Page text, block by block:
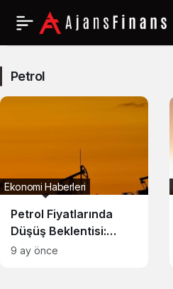
Petrol
Haberleri
Petrol
Petrol Fiyatlarında
Düşüş Beklentisi:
2026’ya Kadar Denge
Ekonomi Haberleri
9 ay önce